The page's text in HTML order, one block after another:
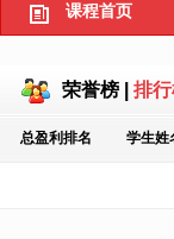
课程首页
荣誉榜 排
总盈利排名 学生姓